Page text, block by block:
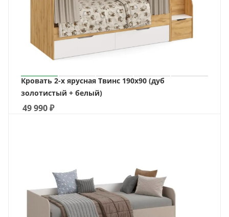
Кровать 2-х ярусная Твинс 190х90 (дуб
золотистый + белый)
49 990₽